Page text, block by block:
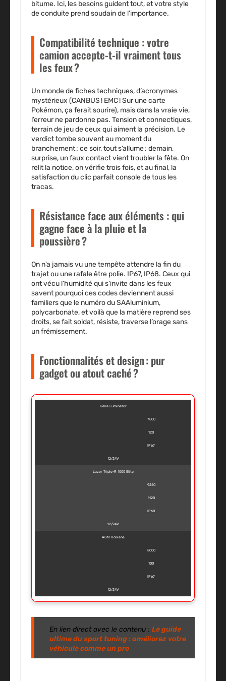
bitume. Ici, les besoins guident tout, et votre style
de conduite prend soudain de l’importance.
Compatibilité technique : votre
camion accepte-t-il vraiment tous
les feux ?
Un monde de fiches techniques, d’acronymes
mystérieux (CANBUS ! EMC ! Sur une carte
Pokémon, ça ferait sourire), mais dans la vraie vie,
l’erreur ne pardonne pas. Tension et connectiques,
terrain de jeu de ceux qui aiment la précision. Le
verdict tombe souvent au moment du
branchement : ce soir, tout s’allume ; demain,
surprise, un faux contact vient troubler la fête. On
relit la notice, on vérifie trois fois, et au final, la
satisfaction du clic parfait console de tous les
tracas.
Résistance face aux éléments : qui
gagne face à la pluie et la
poussière ?
On n’a jamais vu une tempête attendre la fin du
trajet ou une rafale être polie. IP67, IP68. Ceux qui
ont vécu l’humidité qui s’invite dans les feux
savent pourquoi ces codes deviennent aussi
familiers que le numéro du SAAluminium,
polycarbonate, et voilà que la matière reprend ses
droits, se fait soldat, résiste, traverse l’orage sans
un frémissement.
Fonctionnalités et design : pur
gadget ou atout caché ?
Hella Luminator
7800
120
IP67
12/24V
Lazer Triple-R 1000 Elite
9240
1120
IP68
12/24V
AGM Volkane
8000
100
IP67
12/24V
En lien direct avec le contenu : Le guide
ultime du sport tuning : améliorez votre
véhicule comme un pro